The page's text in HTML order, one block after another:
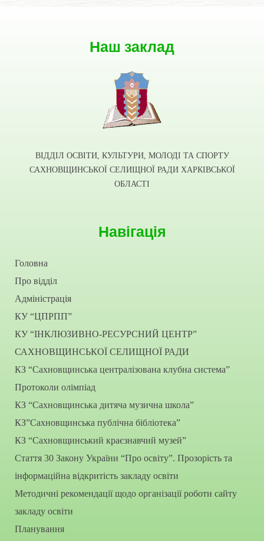
Наш заклад
ВІДДІЛ ОСВІТИ, КУЛЬТУРИ, МОЛОДІ ТА СПОРТУ
САХНОВЩИНСЬКОЇ СЕЛИЩНОЇ РАДИ ХАРКІВСЬКОЇ
ОБЛАСТІ
Навігація
Головна
Про відділ
Адміністрація
КУ “ЦПРПП”
КУ “ІНКЛЮЗИВНО-РЕСУРСНИЙ ЦЕНТР”
САХНОВЩИНСЬКОЇ СЕЛИЩНОЇ РАДИ
КЗ “Сахновщинська централізована клубна система”
Протоколи олімпіад
КЗ “Сахновщинська дитяча музична школа”
КЗ”Сахновщинська публічна бібліотека”
КЗ “Сахновщинський краєзнавчий музей”
Стаття 30 Закону України “Про освіту”. Прозорість та
інформаційна відкритість закладу освіти
Методичні рекомендації щодо організації роботи сайту
закладу освіти
Планування